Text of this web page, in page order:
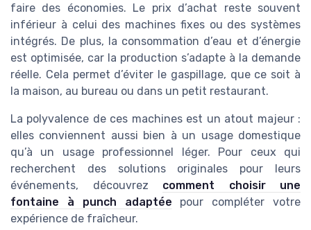
faire des économies. Le prix d’achat reste souvent
inférieur à celui des machines fixes ou des systèmes
intégrés. De plus, la consommation d’eau et d’énergie
est optimisée, car la production s’adapte à la demande
réelle. Cela permet d’éviter le gaspillage, que ce soit à
la maison, au bureau ou dans un petit restaurant.
La polyvalence de ces machines est un atout majeur :
elles conviennent aussi bien à un usage domestique
qu’à un usage professionnel léger. Pour ceux qui
recherchent des solutions originales pour leurs
événements, découvrez comment choisir une
fontaine à punch adaptée pour compléter votre
expérience de fraîcheur.